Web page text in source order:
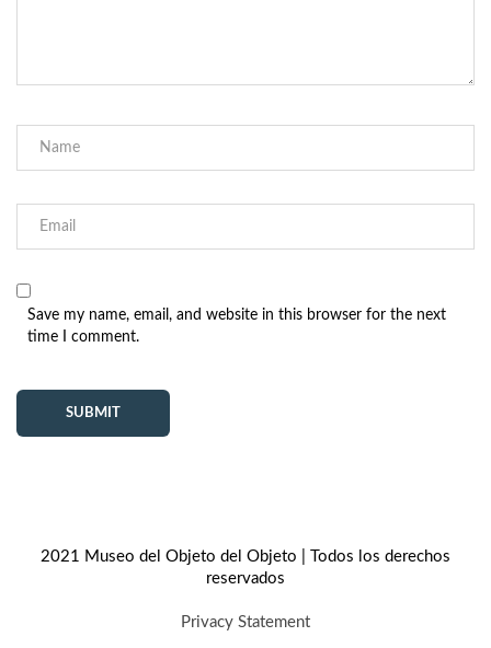
Save my name, email, and website in this browser for the next
time I comment.
2021 Museo del Objeto del Objeto | Todos los derechos
reservados
Privacy Statement